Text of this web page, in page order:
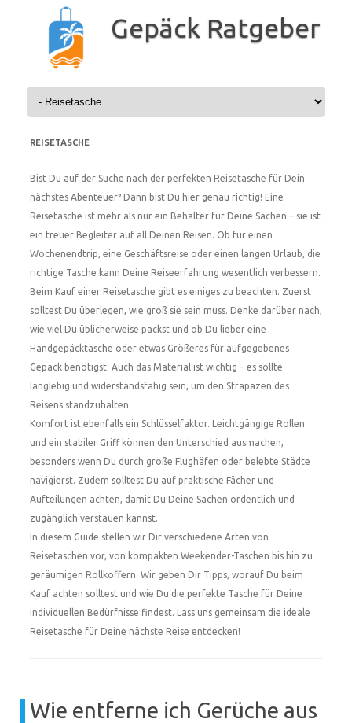
springen
Gepäck Ratgeber
REISETASCHE
Bist Du auf der Suche nach der perfekten Reisetasche für Dein
nächstes Abenteuer? Dann bist Du hier genau richtig! Eine
Reisetasche ist mehr als nur ein Behälter für Deine Sachen – sie ist
ein treuer Begleiter auf all Deinen Reisen. Ob für einen
Wochenendtrip, eine Geschäftsreise oder einen langen Urlaub, die
richtige Tasche kann Deine Reiseerfahrung wesentlich verbessern.
Beim Kauf einer Reisetasche gibt es einiges zu beachten. Zuerst
solltest Du überlegen, wie groß sie sein muss. Denke darüber nach,
wie viel Du üblicherweise packst und ob Du lieber eine
Handgepäcktasche oder etwas Größeres für aufgegebenes
Gepäck benötigst. Auch das Material ist wichtig – es sollte
langlebig und widerstandsfähig sein, um den Strapazen des
Reisens standzuhalten.
Komfort ist ebenfalls ein Schlüsselfaktor. Leichtgängige Rollen
und ein stabiler Griff können den Unterschied ausmachen,
besonders wenn Du durch große Flughäfen oder belebte Städte
navigierst. Zudem solltest Du auf praktische Fächer und
Aufteilungen achten, damit Du Deine Sachen ordentlich und
zugänglich verstauen kannst.
In diesem Guide stellen wir Dir verschiedene Arten von
Reisetaschen vor, von kompakten Weekender-Taschen bis hin zu
geräumigen Rollkoffern. Wir geben Dir Tipps, worauf Du beim
Kauf achten solltest und wie Du die perfekte Tasche für Deine
individuellen Bedürfnisse findest. Lass uns gemeinsam die ideale
Reisetasche für Deine nächste Reise entdecken!
Wie entferne ich Gerüche aus